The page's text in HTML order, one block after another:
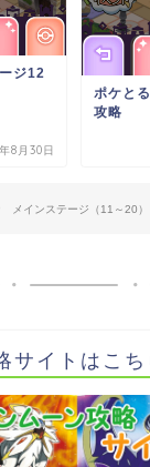
ジ12
8月30日
ポケと
攻略
メインステージ（11～20）
サイトはこち